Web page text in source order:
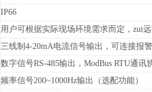
IP66
用户可根据实际现场环境需求而定，zui
三线制4-20mA电流信号输出，可连接报
数字信号RS-485输出， ModBus RTU通讯
频率信号200~1000Hz输出（选配功能）